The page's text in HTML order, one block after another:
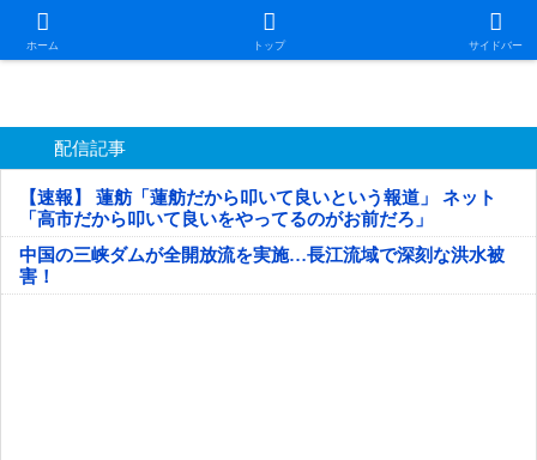
ホーム トップ サイドバー
日本第一！ニュース録
配信記事
【速報】 蓮舫「蓮舫だから叩いて良いという報道」 ネット
「高市だから叩いて良いをやってるのがお前だろ」
中国の三峡ダムが全開放流を実施…長江流域で深刻な洪水被
害！